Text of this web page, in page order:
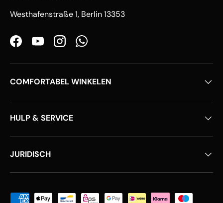
Westhafenstraße 1, Berlin 13353
FacebookYouTubeInstagramWhatsApp
COMFORTABEL WINKELEN
HULP & SERVICE
JURIDISCH
Geaccepteerde betaalmethoden